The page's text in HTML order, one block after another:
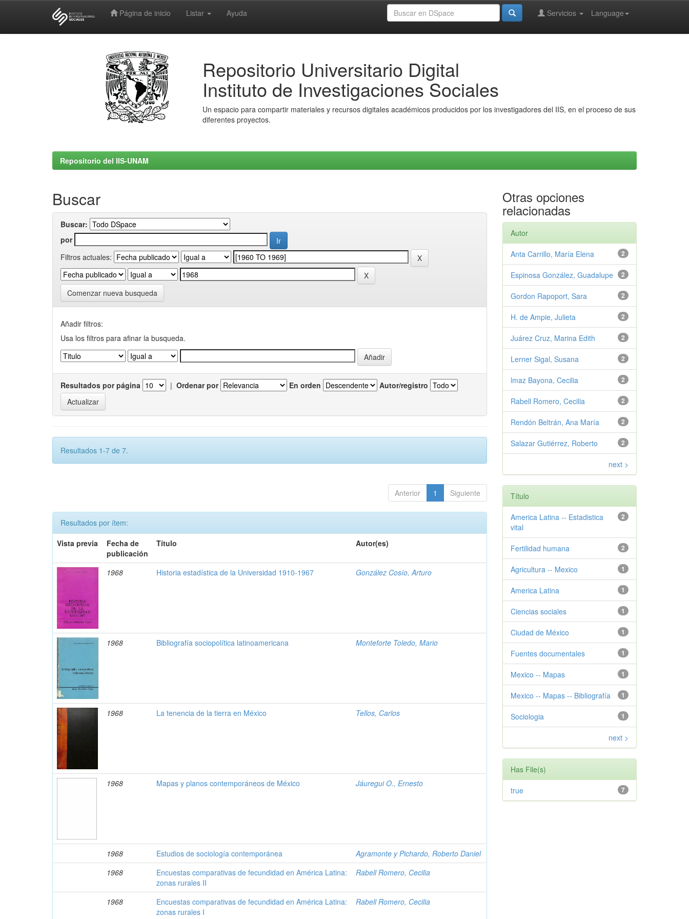
Página de inicio Listar Ayuda Language
Servicios
Repositorio Universitario Digital
Instituto de Investigaciones Sociales
Un espacio para compartir materiales y recursos digitales académicos producidos por los investigadores del IIS, en el proceso de sus
diferentes proyectos.
Repositorio del IIS-UNAM
Buscar
Buscar:
por
Filtros actuales:
Comenzar nueva busqueda
Añadir filtros:
Usa los filtros para afinar la busqueda.
Resultados por página | Ordenar por En orden Autor/registro
Resultados 1-7 de 7.
Anterior 1 Siguiente
Resultados por ítem:
Vista previa
Fecha de
publicación
Título Autor(es)
1968 Historia estadística de la Universidad 1910-1967 González Cosío, Arturo
1968 Bibliografía sociopolítica latinoamericana Monteforte Toledo, Mario
1968 La tenencia de la tierra en México Tellos, Carlos
1968 Mapas y planos contemporáneos de México Jáuregui O., Ernesto
1968 Estudios de sociología contemporánea
Agramonte y Pichardo, Roberto Daniel
1968
Encuestas comparativas de fecundidad en América Latina:
zonas rurales II
Rabell Romero, Cecilia
1968
Encuestas comparativas de fecundidad en América Latina:
zonas rurales I
Rabell Romero, Cecilia
Otras opciones
relacionadas
Autor
2
Anta Carrillo, María Elena
2
Espinosa González, Guadalupe
2
Gordon Rapoport, Sara
2
H. de Ampie, Julieta
2
Juárez Cruz, Marina Edith
2
Lerner Sigal, Susana
2
lmaz Bayona, Cecilia
2
Rabell Romero, Cecilia
2
Rendón Beltrán, Ana María
2
Salazar Gutiérrez, Roberto
next >
Título
2
America Latina -- Estadistica
vital
2
Fertilidad humana
1
Agricultura -- Mexico
1
America Latina
1
Ciencias sociales
1
Ciudad de México
1
Fuentes documentales
1
Mexico -- Mapas
1
Mexico -- Mapas -- Bibliografía
1
Sociologia
next >
Has File(s)
7
true